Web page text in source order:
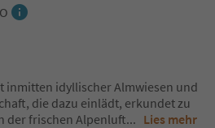
inmitten idyllischer Almwiesen und
die dazu einlädt, erkundet zu
der frischen Alpenluft... Lies mehr